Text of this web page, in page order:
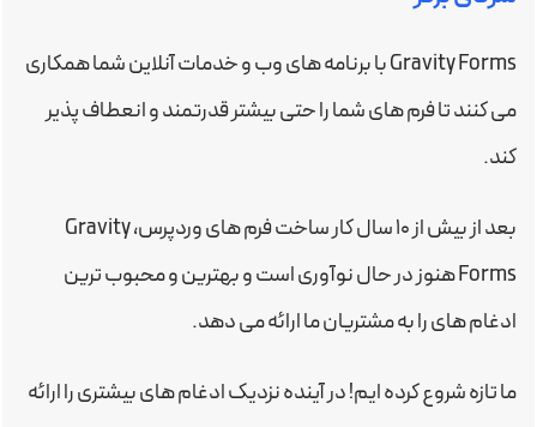
Gravity Forms با برنامه های وب و خدمات آنلاین شما همکاری
می کنند تا فرم های شما را حتی بیشتر قدرتمند و انعطاف پذیر
کند.
بعد از بیش از ۱۰ سال کار ساخت فرم های وردپرس، Gravity
Forms هنوز در حال نوآوری است و بهترین و محبوب ترین
ادغام های را به مشتریان ما ارائه می دهد.
ما تازه شروع کرده ایم! در آینده نزدیک ادغام های بیشتری را ارائه